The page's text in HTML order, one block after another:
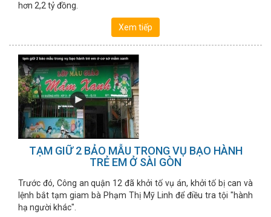
hơn 2,2 tỷ đồng.
Xem tiếp
TẠM GIỮ 2 BẢO MẪU TRONG VỤ BẠO HÀNH
TRẺ EM Ở SÀI GÒN
Trước đó, Công an quận 12 đã khởi tố vụ án, khởi tố bị can và
lệnh bắt tạm giam bà Phạm Thị Mỹ Linh để điều tra tội "hành
hạ người khác".